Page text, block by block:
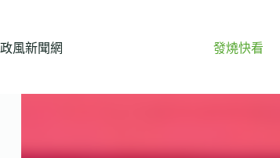
主
政風新聞網 發燒快看